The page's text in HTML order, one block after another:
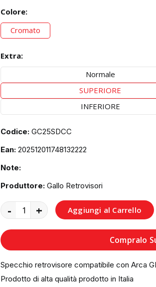
Colore:
Cromato
Extra:
Normale
SUPERIORE
INFERIORE
Codice: GC25SDCC
Ean: 202512011748132222
Note:
Produttore: Gallo Retrovisori
- + Aggiungi al Carrello
Compralo
Specchio retrovisore compatibile con Arca
Prodotto di alta qualità prodotto in Italia